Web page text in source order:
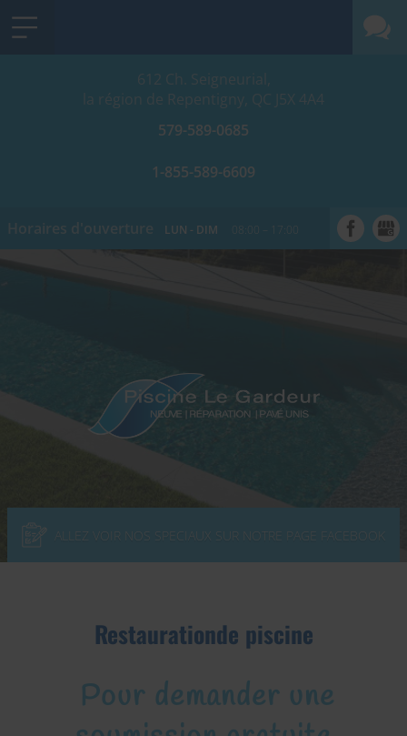
612 Ch. Seigneurial,
la région de Repentigny, QC J5X 4A4
579-589-0685
1-855-589-6609
Horaires d'ouverture LUN - DIM 08:00 – 17:00
ALLEZ VOIR NOS SPECIAUX SUR NOTRE PAGE FACEBOOK
Restaurationde piscine
Pour demander une